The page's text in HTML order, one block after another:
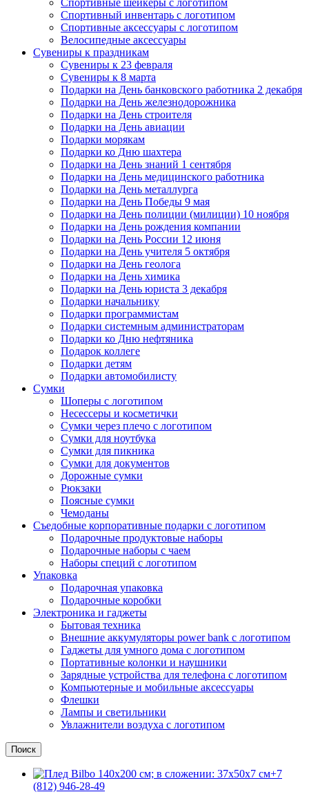
Спортивный инвентарь с логотипом
Спортивные аксессуары с логотипом
Велосипедные аксессуары
Сувениры к праздникам
Сувениры к 23 февраля
Сувениры к 8 марта
Подарки на День банковского работника 2 декабря
Подарки на День железнодорожника
Подарки на День строителя
Подарки на День авиации
Подарки морякам
Подарки ко Дню шахтера
Подарки на День знаний 1 сентября
Подарки на День медицинского работника
Подарки на День металлурга
Подарки на День Победы 9 мая
Подарки на День полиции (милиции) 10 ноября
Подарки на День рождения компании
Подарки на День России 12 июня
Подарки на День учителя 5 октября
Подарки на День геолога
Подарки на День химика
Подарки на День юриста 3 декабря
Подарки начальнику
Подарки программистам
Подарки системным администраторам
Подарки ко Дню нефтяника
Подарок коллеге
Подарки детям
Подарки автомобилисту
Сумки
Шоперы с логотипом
Несессеры и косметички
Сумки через плечо с логотипом
Сумки для ноутбука
Сумки для пикника
Сумки для документов
Дорожные сумки
Рюкзаки
Поясные сумки
Чемоданы
Съедобные корпоративные подарки с логотипом
Подарочные продуктовые наборы
Подарочные наборы с чаем
Наборы специй с логотипом
Упаковка
Подарочная упаковка
Подарочные коробки
Электроника и гаджеты
Бытовая техника
Внешние аккумуляторы power bank с логотипом
Гаджеты для умного дома с логотипом
Портативные колонки и наушники
Зарядные устройства для телефона с логотипом
Компьютерные и мобильные аксессуары
Флешки
Лампы и светильники
Увлажнители воздуха с логотипом
Поиск
+7
(812) 946-28-49